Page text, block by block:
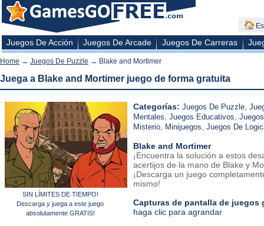
Juegos De Acción Juegos De Arcade Juegos De Carreras
Home → Juegos De Puzzle → Blake and Mortimer
Juega a Blake and Mortimer juego de forma gratuita
SIN LÍMITES DE TIEMPO!
Descarga y juega a este juego
absolutamente GRATIS!
Categorías: Juegos De Puzzle
Mentales Juegos Educativos
Misterio
Minijuegos Juegos De
Blake and Mortimer
¡Encuentra la solución a estos
acertijos de la mano de Blake y
¡Descarga un juego
mismo!
Capturas de pantalla de juegos
haga clic para agrandar